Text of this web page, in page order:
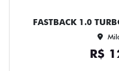
FASTBACK 1.0
R$